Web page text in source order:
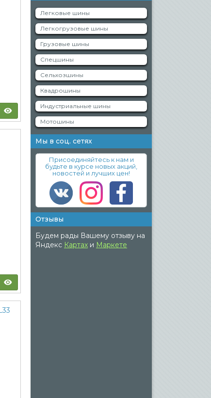
Легковые шины
Легкогрузовые шины
Грузовые шины
Спецшины
Сельхозшины
Квадрошины
Индустриальные шины
Мотошины
Мы в соц. сетях
Присоединяйтесь к нам и
будьте в курсе новых акций,
новостей и лучших цен!
Отзывы
Будем рады Вашему отзыву на
Яндекс Картах и Маркете